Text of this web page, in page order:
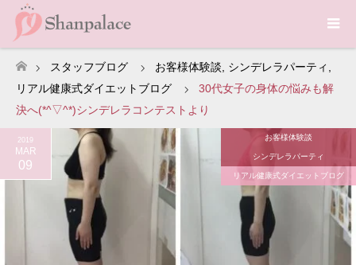
ホーム
スタッフブログ お客様体験談 シンデレラパーティ
リアル健康式ダイエットブログ
30代女子の身体の悩みも解
決へ(*^▽^*)シンデレラコンテストより
2019
MAR
09
お客様体験談
シンデレラパーティ
リアル健康式ダイエットブログ